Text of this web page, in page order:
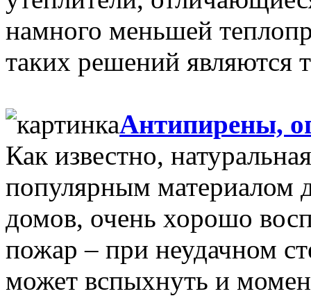
намного меньшей
таких решений являются
Антипирены,
Как известно,
популярным материалом
домов, очень хорошо
пожар – при неудачном
может вспыхнуть и